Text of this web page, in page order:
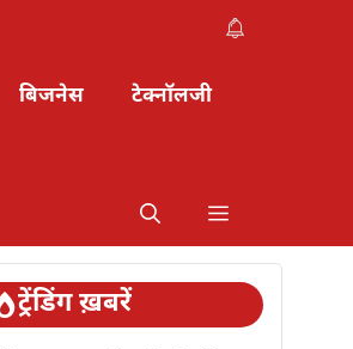
बिजनेस टेक्नॉलजी
ट्रेंडिंग ख़बरें